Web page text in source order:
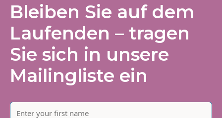
Bleiben Sie auf dem
Laufenden – tragen
Sie sich in unsere
Mailingliste ein